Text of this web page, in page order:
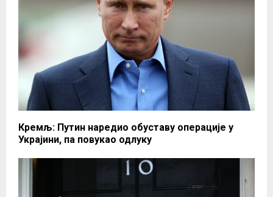
Кремљ: Путин наредио обуставу операције у
Украјини, па повукао одлуку